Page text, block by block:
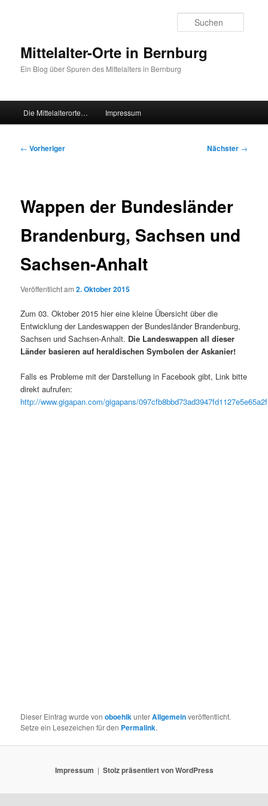
Mittelalter-Orte in Bernburg
Ein Blog über Spuren des Mittelalters in Bernburg
Die Mittelalterorte… Impressum
Beitragsnavigation
← Vorheriger Nächster →
Wappen der Bundesländer
Brandenburg, Sachsen und
Sachsen-Anhalt
Veröffentlicht am2. Oktober 2015
Zum 03. Oktober 2015 hier eine kleine Übersicht über die
Entwicklung der Landeswappen der Bundesländer Brandenburg,
Sachsen und Sachsen-Anhalt. Die Landeswappen all dieser
Länder basieren auf heraldischen Symbolen der Askanier!
Falls es Probleme mit der Darstellung in Facebook gibt, Link bitte
direkt aufrufen:
http://www.gigapan.com/gigapans/097cfb8bbd73ad3947fd1127e5e65a2f
Dieser Eintrag wurde vonoboehlkunterAllgemeinveröffentlicht.
Setze ein Lesezeichen für den Permalink.
Impressum Stolz präsentiert von WordPress